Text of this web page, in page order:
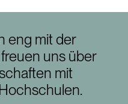
eng mit der
uns über
mit